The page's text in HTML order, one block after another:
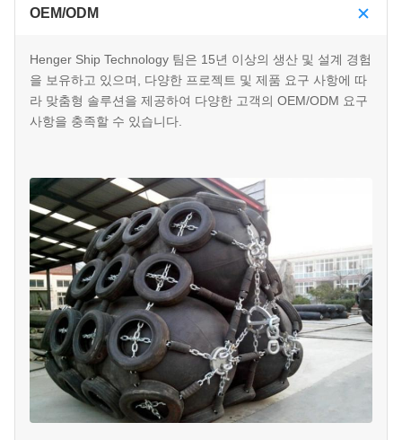
OEM/ODM
Henger Ship Technology 팀은 15년 이상의 생산 및 설계 경험
을 보유하고 있으며, 다양한 프로젝트 및 제품 요구 사항에 따
라 맞춤형 솔루션을 제공하여 다양한 고객의 OEM/ODM 요구
사항을 충족할 수 있습니다.